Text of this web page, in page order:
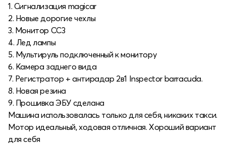
1. Сигнализация magicar
2. Новые дорогие чехлы
3. Монитор СС3
4. Лед лампы
5. Мультируль подключенный к монитору
6. Камера заднего вида
7. Регистратор + антирадар 2в1 Inspector barracuda.
8. Новая резина
9. Прошивка ЭБУ сделана
Машина использовалась только для себя, никаких такси.
Мотор идеальный, ходовая отличная. Хороший вариант
для себя